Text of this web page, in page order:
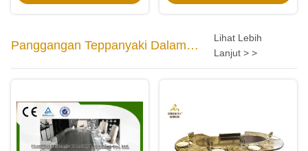
Panggangan Teppanyaki Dalam
Ruangan
Lihat Lebih
Lanjut > >